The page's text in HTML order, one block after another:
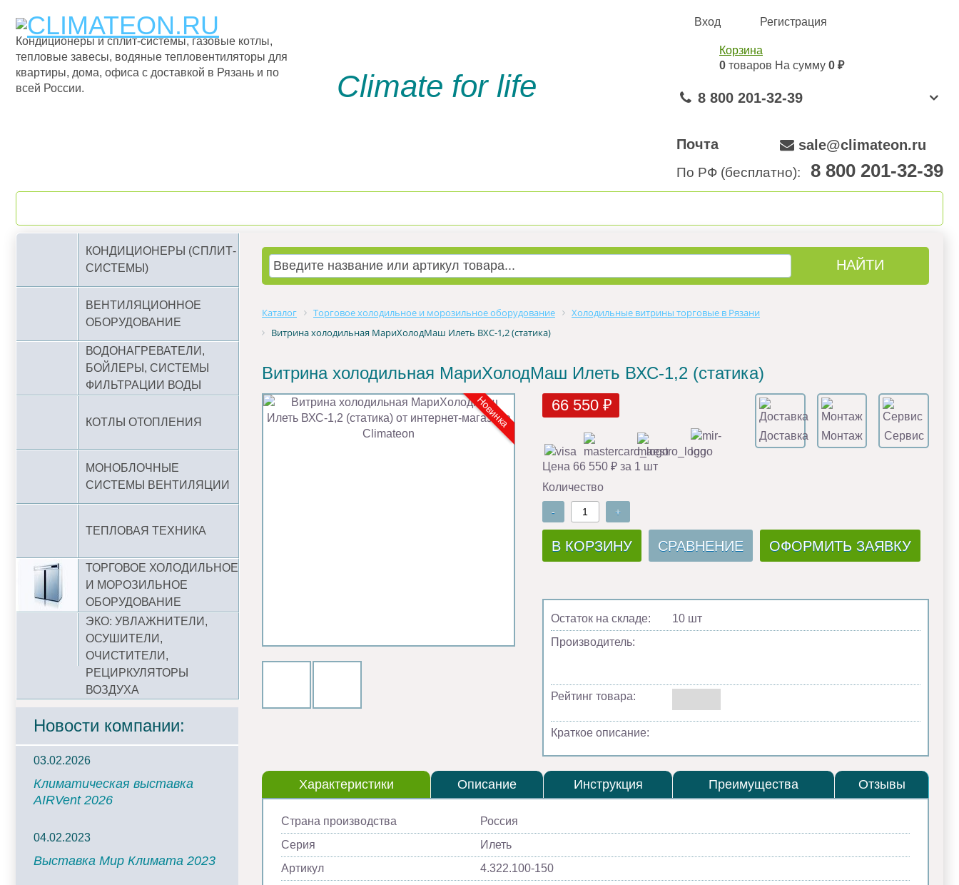
Кондиционеры и сплит-системы, газовые котлы,
тепловые завесы, водяные тепловентиляторы для
квартиры, дома, офиса с доставкой в Рязань и по
всей России.
Climate for life
Вход Регистрация
Корзина
0 товаров На сумму 0 ₽
8 800 201-32-39
Почта sale@climateon.ru
По РФ (бесплатно): 8 800 201-32-39
КОНДИЦИОНЕРЫ (СПЛИТ-
СИСТЕМЫ)
ВЕНТИЛЯЦИОННОЕ
ОБОРУДОВАНИЕ
ВОДОНАГРЕВАТЕЛИ,
БОЙЛЕРЫ, СИСТЕМЫ
ФИЛЬТРАЦИИ ВОДЫ
КОТЛЫ ОТОПЛЕНИЯ
МОНОБЛОЧНЫЕ
СИСТЕМЫ ВЕНТИЛЯЦИИ
ТЕПЛОВАЯ ТЕХНИКА
ТОРГОВОЕ ХОЛОДИЛЬНОЕ
И МОРОЗИЛЬНОЕ
ОБОРУДОВАНИЕ
ЭКО: УВЛАЖНИТЕЛИ,
ОСУШИТЕЛИ,
ОЧИСТИТЕЛИ,
РЕЦИРКУЛЯТОРЫ
ВОЗДУХА
Новости компании:
03.02.2026
Климатическая выставка
AIRVent 2026
04.02.2023
Выставка Мир Климата 2023
Каталог Торговое холодильное и морозильное оборудование
Холодильные витрины торговые в Рязани
Витрина холодильная МариХолодМаш Илеть ВХС-1,2 (cтатика)
Витрина холодильная МариХолодМаш Илеть ВХС-1,2 (cтатика)
Новинка 66 550 ₽
Доставка Монтаж Сервис
Цена 66 550 ₽ за 1 шт
Количество
- +
В КОРЗИНУ СРАВНЕНИЕ ОФОРМИТЬ ЗАЯВКУ
Остаток на складе:
10 шт
Производитель:
Рейтинг товара:
Краткое описание:
Характеристики Описание Инструкция Преимущества Отзывы
Страна производства
Россия
Серия
Илеть
Артикул
4.322.100-150